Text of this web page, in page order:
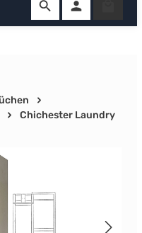
Chichester Laundry